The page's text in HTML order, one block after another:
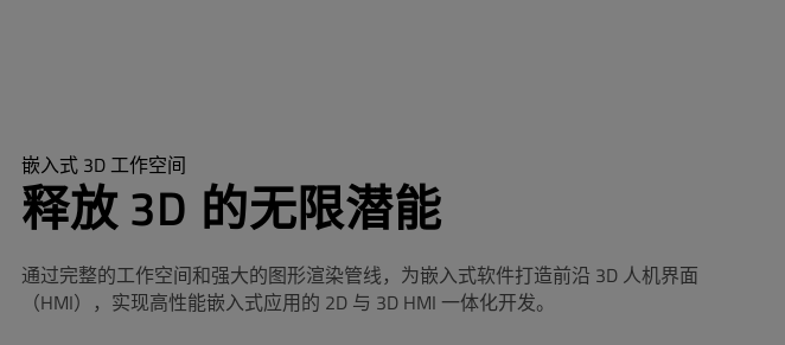
嵌入式 3D 工作空间
释放 3D 的无限潜能
通过完整的工作空间和强大的图形渲染管线， 为嵌入式软件打造前沿 3D 人机界面
（HMI） ，实现高性能嵌入式应用的 2D 与 3D HMI 一体化开发。